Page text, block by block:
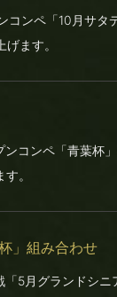
コンペ「10月サタ
ます。
コンペ「青葉杯
。
」組み合わせ
5月グランドシニ